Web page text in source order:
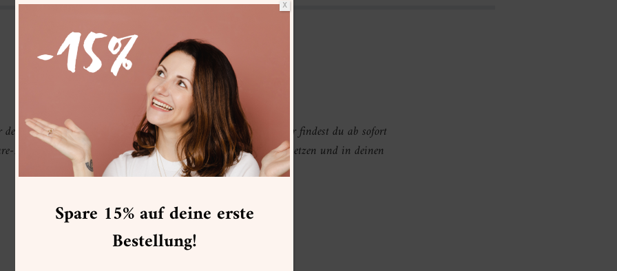
7-Tage-Minikurs
Vertrauen und den Kauf des create&CARE Minikurs
. Hier findest du ab sofort
Einheiten, die du von Tag 1-7 in deinem eigenen Tempo umsetzen und in deinen
Alltag integrieren kannst.
Spare 15% auf deine erste
Bestellung!
X